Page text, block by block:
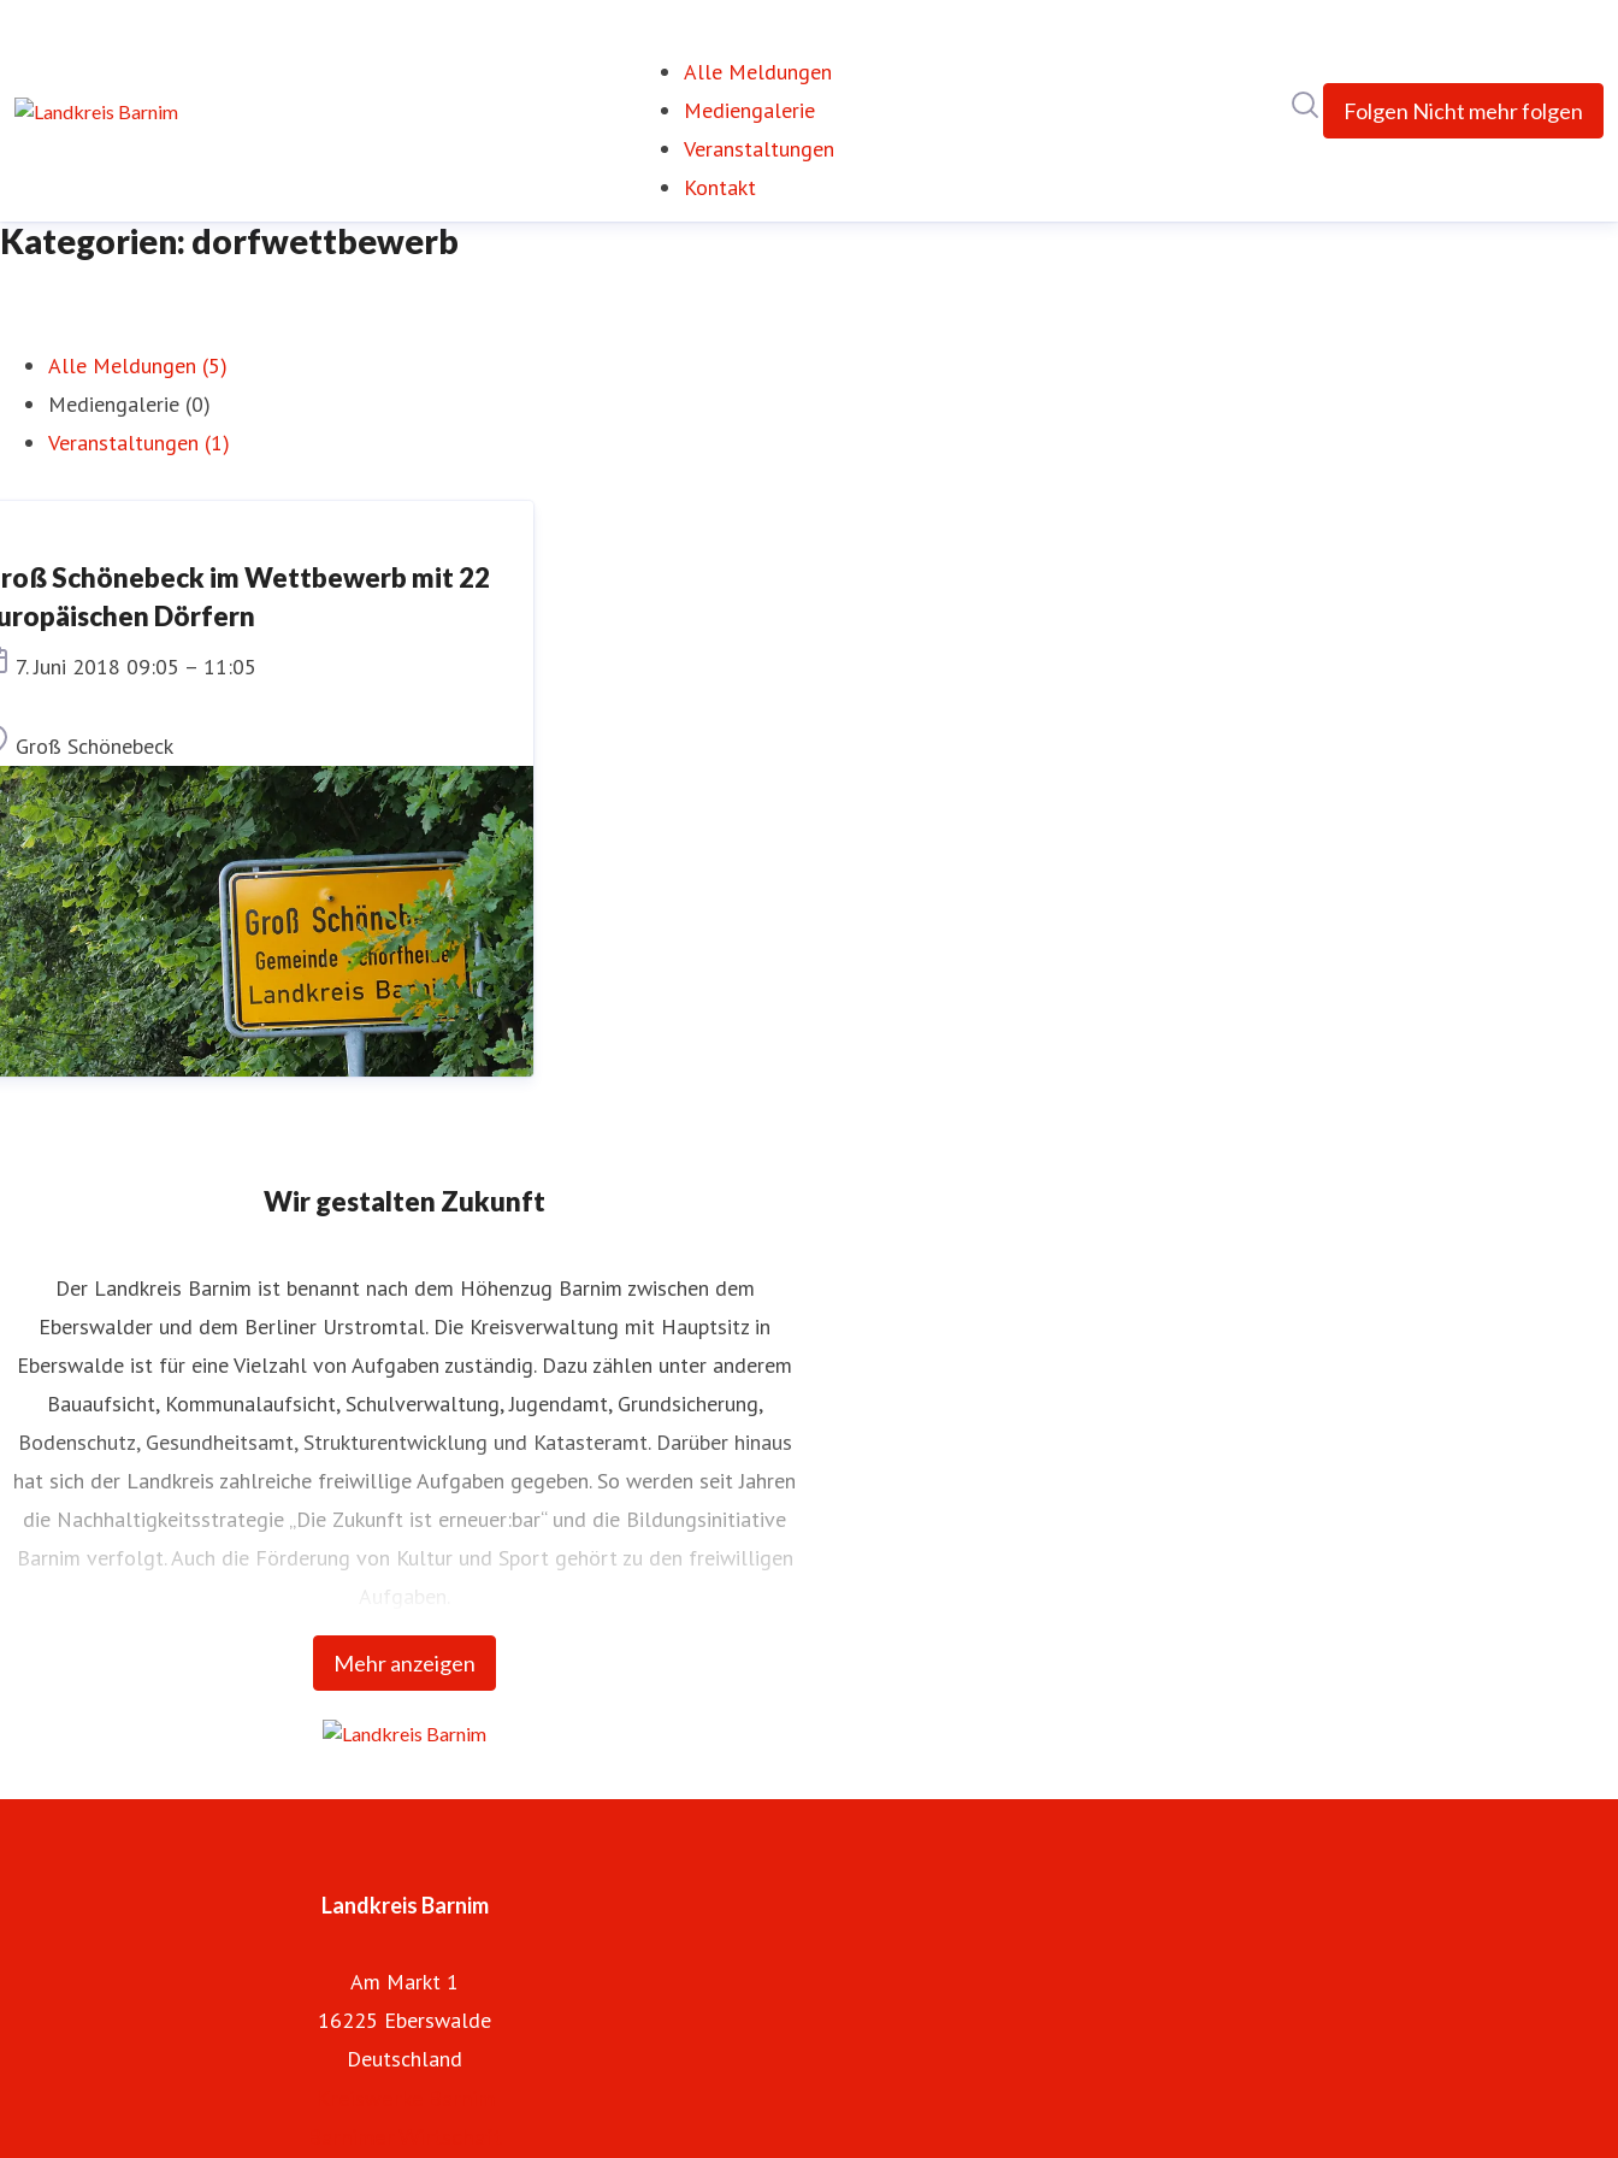
Alle Meldungen
Mediengalerie
Veranstaltungen
Kontakt
Folgen Nicht mehr folgen
Kategorien: dorfwettbewerb
Alle Meldungen (5)
Mediengalerie (0)
Veranstaltungen (1)
Schönebeck im Wettbewerb mit 22
Dörfern
Termin
7. Juni 2018 09:05 – 11:05
Ort
Groß Schönebeck
Wir gestalten Zukunft
Mehr anzeigen
Der Landkreis Barnim ist benannt nach dem Höhenzug Barnim zwischen dem
Eberswalder und dem Berliner Urstromtal. Die Kreisverwaltung mit Hauptsitz in
Eberswalde ist für eine Vielzahl von Aufgaben zuständig. Dazu zählen unter anderem
Bauaufsicht, Kommunalaufsicht, Schulverwaltung, Jugendamt, Grundsicherung,
Bodenschutz, Gesundheitsamt, Strukturentwicklung und Katasteramt. Darüber hinaus
hat sich der Landkreis zahlreiche freiwillige Aufgaben gegeben. So werden seit Jahren
die Nachhaltigkeitsstrategie „Die Zukunft ist erneuer:bar“ und die Bildungsinitiative
Barnim verfolgt. Auch die Förderung von Kultur und Sport gehört zu den freiwilligen
Aufgaben.
Landkreis Barnim
Am Markt 1
16225 Eberswalde
Deutschland